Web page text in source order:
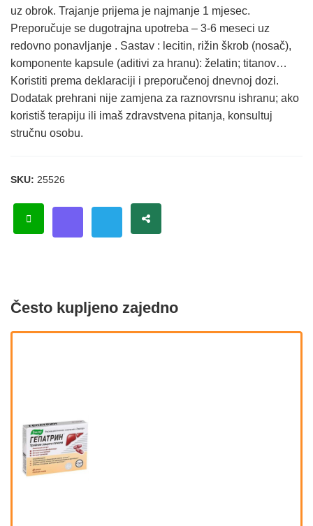
uz obrok. Trajanje prijema je najmanje 1 mjesec.
Preporučuje se dugotrajna upotreba – 3-6 meseci uz
redovno ponavljanje . Sastav : lecitin, rižin škrob (nosač),
komponente kapsule (aditivi za hranu): želatin; titanov…
Koristiti prema deklaraciji i preporučenoj dnevnoj dozi.
Dodatak prehrani nije zamjena za raznovrsnu ishranu; ako
koristiš terapiju ili imaš zdravstvena pitanja, konsultuj
stručnu osobu.
SKU: 25526
Često kupljeno zajedno